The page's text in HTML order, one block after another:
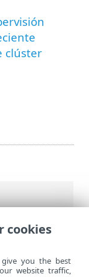
Mail
clúster
cookies
you the best
website traffic,